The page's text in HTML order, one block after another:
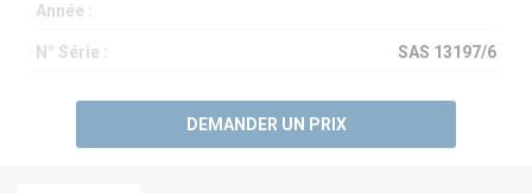
Année :
N° Série : SAS 13197/6
DEMANDER UN PRIX